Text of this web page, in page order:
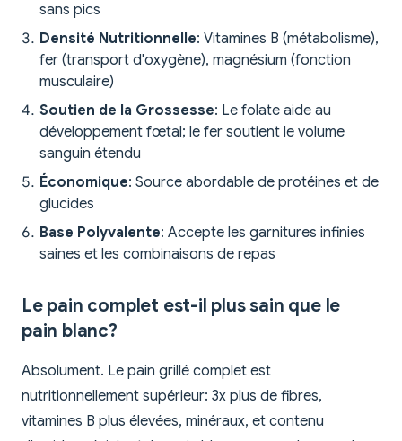
sans pics
Densité Nutritionnelle: Vitamines B (métabolisme),
fer (transport d'oxygène), magnésium (fonction
musculaire)
Soutien de la Grossesse: Le folate aide au
développement fœtal; le fer soutient le volume
sanguin étendu
Économique: Source abordable de protéines et de
glucides
Base Polyvalente: Accepte les garnitures infinies
saines et les combinaisons de repas
Le pain complet est-il plus sain que le
pain blanc?
Absolument. Le pain grillé complet est
nutritionnellement supérieur: 3x plus de fibres,
vitamines B plus élevées, minéraux, et contenu